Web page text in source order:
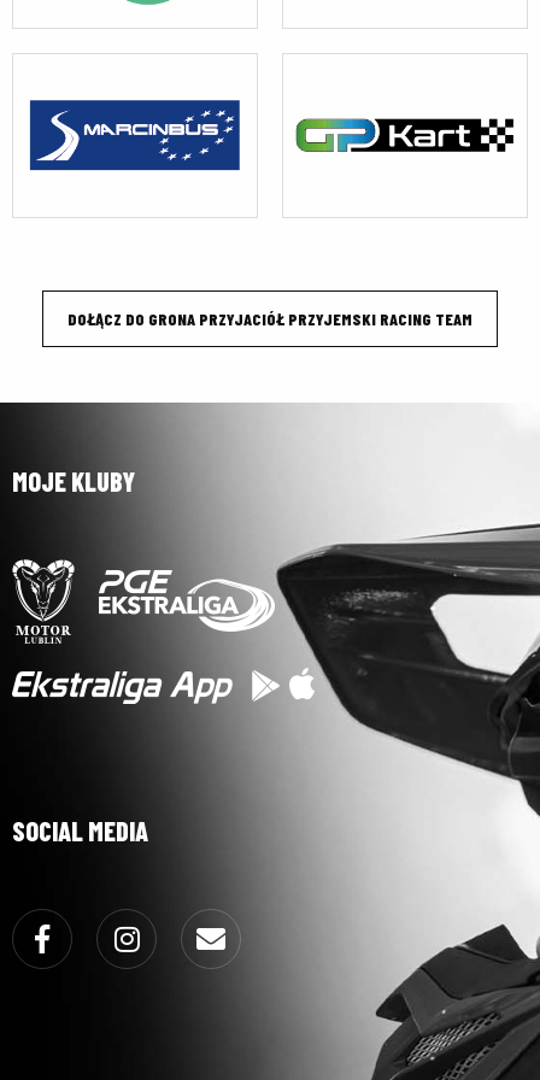
DOŁĄCZ DO GRONA PRZYJACIÓŁ PRZYJEMSKI RACING TEAM
MOJE KLUBY
SOCIAL MEDIA
Facebook Instagram